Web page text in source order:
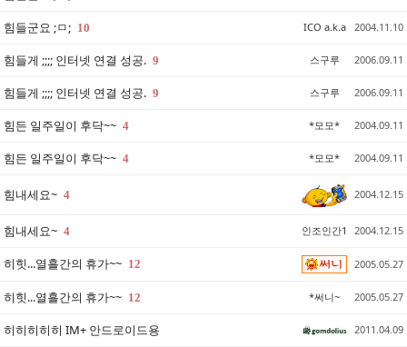
힘들군요 ;ㅁ; 10 ICO a.k.a 2004.11.10
힘들게 ;;;; 인터넷 연결 성공. 9 스구루 2006.09.11
힘들게 ;;;; 인터넷 연결 성공. 9 스구루 2006.09.11
힘든 일주일이 후닥~~ 4 *모모* 2004.09.11
힘든 일주일이 후닥~~ 4 *모모* 2004.09.11
힘내세요~ 4 2004.12.15
힘내세요~ 4 인조인간1 2004.12.15
히힛...열흘간의 휴가~~ 12 2005.05.27
히힛...열흘간의 휴가~~ 12 *써니~ 2005.05.27
히히히히히 IM+ 안드로이드용 2011.04.09